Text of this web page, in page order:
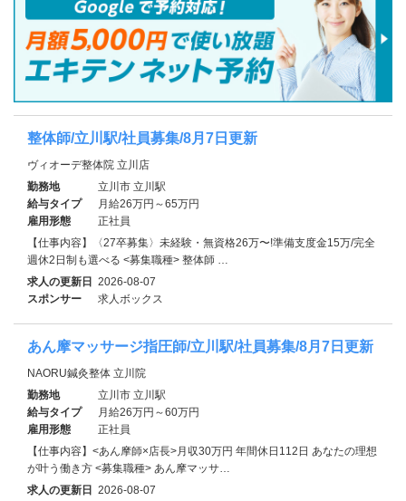
整体師/立川駅/社員募集/8月7日更新
ヴィオーデ整体院 立川店
勤務地
立川市 立川駅
給与タイプ
月給26万円～65万円
雇用形態
正社員
【仕事内容】〈27卒募集〉未経験・無資格26万〜!準備支度金15万/完全
週休2日制も選べる <募集職種> 整体師 …
求人の更新日 2026-08-07
スポンサー
求人ボックス
あん摩マッサージ指圧師/立川駅/社員募集/8月7日更新
NAORU鍼灸整体 立川院
勤務地
立川市 立川駅
給与タイプ
月給26万円～60万円
雇用形態
正社員
【仕事内容】<あん摩師×店長>月収30万円 年間休日112日 あなたの理想
が叶う働き方 <募集職種> あん摩マッサ…
求人の更新日 2026-08-07